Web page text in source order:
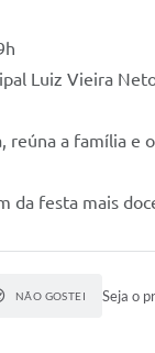
Luiz Vieira
reúna a família e
da festa mais
NÃO GOSTEI Seja o